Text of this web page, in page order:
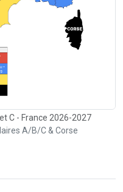
C - France 2026-2027
A/B/C & Corse